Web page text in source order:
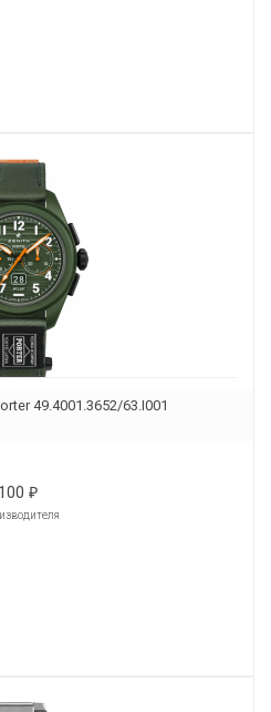
49.4001.3652/63.I001
₽